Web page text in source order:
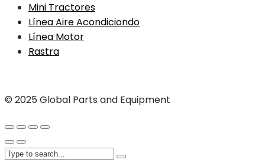
Mini Tractores
Línea Aire Acondiciondo
Línea Motor
Rastra
© 2025 Global Parts and Equipment